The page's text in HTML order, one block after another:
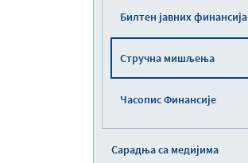
Билтен јавних финансија
Стручна мишљења
Часопис Финансије
Сарадња са медијима